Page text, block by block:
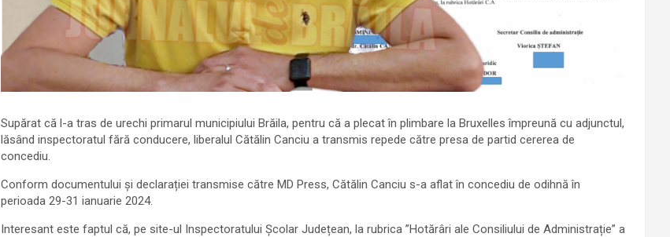
Supărat că l-a tras de urechi primarul municipiului Brăila, pentru că a plecat în plimbare la Bruxelles împreună cu adjunctul,
lăsând inspectoratul fără conducere, liberalul Cătălin Canciu a transmis repede către presa de partid cererea de
concediu.
Conform documentului și declarației transmise către MD Press, Cătălin Canciu s-a aflat în concediu de odihnă în
perioada 29-31 ianuarie 2024.
Interesant este faptul că, pe site-ul Inspectoratului Școlar Județean, la rubrica ”Hotărâri ale Consiliului de Administrație” a